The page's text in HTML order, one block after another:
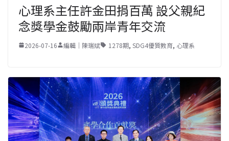
心理系主任許金田捐百萬 設父親紀
念獎學金鼓勵兩岸青年交流
2026-07-16 編輯｜陳瑞斌 1278期, SDG4優質教育, 心理系